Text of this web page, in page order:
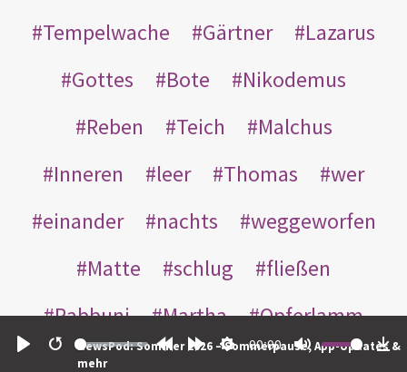
Restart
00:00
NewsPod: Sommer 2026 – Sommerpause, App-Updates &
mehr
Tempelwache
Gärtner
Lazarus
Gottes
Bote
Nikodemus
Reben
Teich
Malchus
Inneren
leer Thomas
wer
einander
nachts
weggeworfen
Matte
schlug
fließen
Rabbuni
Martha
Opferlamm
gewaschen
jüdischen